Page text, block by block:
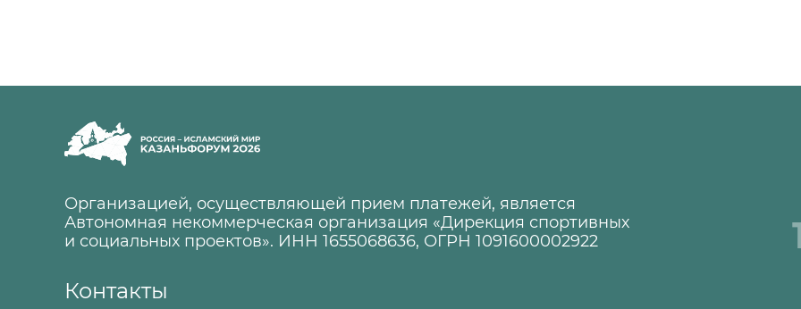
Организацией, осуществляющей прием платежей, является
Автономная некоммерческая организация «Дирекция спортивных
и социальных проектов». ИНН 1655068636, ОГРН 1091600002922
Контакты